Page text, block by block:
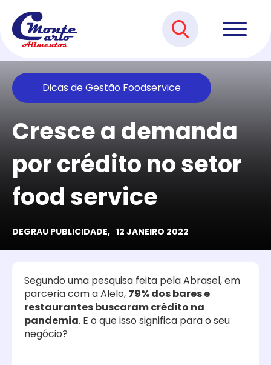
Dicas de Gestão Foodservice
Cresce a demanda
por crédito no setor
food service
DEGRAU PUBLICIDADE, 12 JANEIRO 2022
Segundo uma pesquisa feita pela Abrasel, em
parceria com a Alelo, 79% dos bares e
restaurantes buscaram crédito na
pandemia. E o que isso significa para o seu
negócio?